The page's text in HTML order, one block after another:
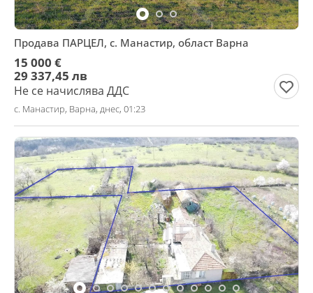
Продава ПАРЦЕЛ, с. Манастир, област Варна
15 000 €
29 337,45 лв
Не се начислява ДДС
с. Манастир, Варна, днес, 01:23